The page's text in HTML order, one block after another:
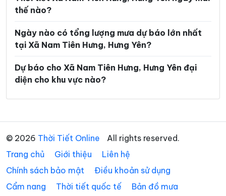
Xã Nam Đông Hưng Xã Nam Thái Ninh
Xã Nam Thụy Anh Xã Nam Tiền Hải
Xã Nghĩa Dân Xã Nghĩa Trụ
Xã Nguyễn Du
Xã Nguyễn Văn Linh Xã Như Quỳnh
Xã Phạm Ngũ Lão Xã Phụ Dực
Xã Phụng Công Xã Quang Hưng
Xã Quang Lịch Xã Quỳnh An
thế nào?
Ngày nào có tổng lượng mưa dự báo lớn nhất
tại Xã Nam Tiên Hưng, Hưng Yên?
Dự báo cho Xã Nam Tiên Hưng, Hưng Yên đại
diện cho khu vực nào?
© 2026 Thời Tiết Online
All rights reserved.
Trang chủ
Giới thiệu
Liên hệ
Chính sách bảo mật
Điều khoản sử dụng
Cẩm nang
Thời tiết quốc tế Bản đồ mưa